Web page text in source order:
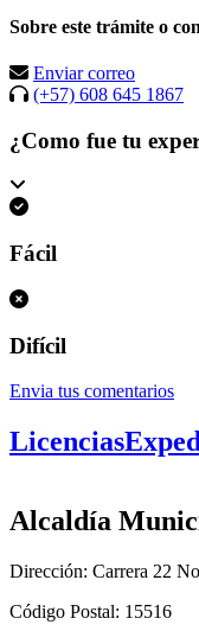
Sobre este trámite o
Enviar correo
(+57) 608 645 1867
¿Como fue tu
Fácil
Difícil
Envia tus comentarios
Alcaldía
Dirección: Carrera 22
Código Postal: 15516